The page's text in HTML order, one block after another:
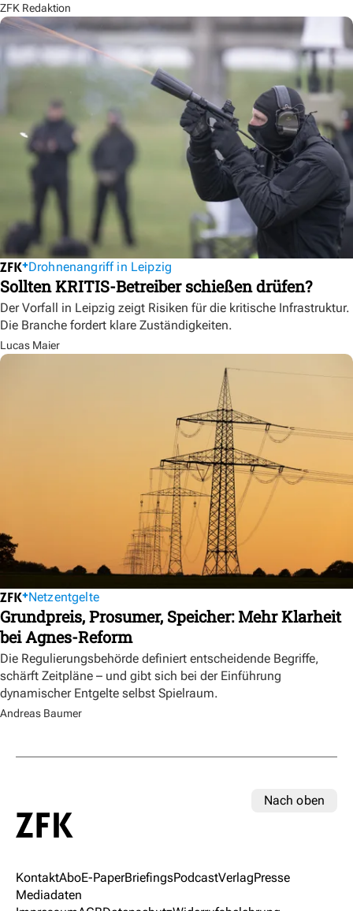
ZFK Redaktion
Drohnenangriff in Leipzig
Sollten KRITIS-Betreiber schießen drüfen?
Der Vorfall in Leipzig zeigt Risiken für die kritische Infrastruktur.
Die Branche fordert klare Zuständigkeiten.
Lucas Maier
Netzentgelte
Grundpreis, Prosumer, Speicher: Mehr Klarheit
bei Agnes-Reform
Die Regulierungsbehörde definiert entscheidende Begriffe,
schärft Zeitpläne – und gibt sich bei der Einführung
dynamischer Entgelte selbst Spielraum.
Andreas Baumer
Nach oben
KontaktAboE-PaperBriefingsPodcastVerlagPresse
Mediadaten